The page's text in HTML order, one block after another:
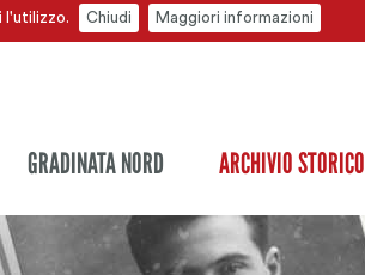
l'utilizzo. Chiudi Maggiori informazioni
GRADINATA NORD ARCHIVIO STORICO